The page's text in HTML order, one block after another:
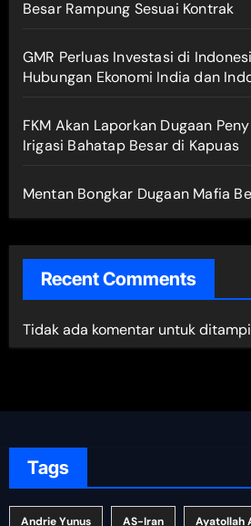
Besar Rampung Sesuai Kontrak
GMR Perluas Investasi di
Hubungan Ekonomi India dan
FKM Akan Laporkan Dugaan
Irigasi Bahatap Besar di Kapuas
Mentan Bongkar Dugaan Mafia
Recent Comments
Tidak ada komentar untuk
Tags
Andrie Yunus AS-Iran Ayatollah